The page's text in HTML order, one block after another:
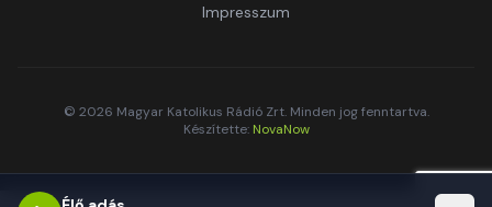
Impresszum
© 2026 Magyar Katolikus Rádió Zrt. Minden jog fenntartva.
Készítette: NovaNow